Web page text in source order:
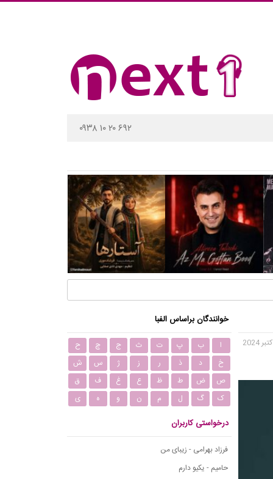
۰۹۳۸ ۱۰ ۲۰ ۶۹۲
خوانندگان براساس الفبا
ا ب پ ت ث ج چ
ح
خ
د ذ ر ز ژ س
ش
ص
ض ط ظ ع غ ف
ق
ک
گ ل م ن و ه ی
درخواستی کاربران
فرزاد بهرامی - زیبای من
حامیم - یکیو دارم